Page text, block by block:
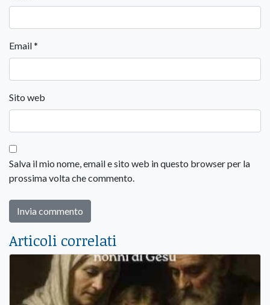
Email*
Sito web
Salva il mio nome, email e sito web in questo browser per la
prossima volta che commento.
Articoli correlati